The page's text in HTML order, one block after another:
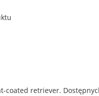
retriever.